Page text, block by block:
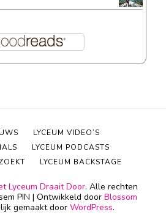
Lyceum Draait Door. Alle rechten
PIN | Ontwikkeld door Blossom
gemaakt door WordPress.
LYCEUM VIDEO’S
LYCEUM PODCASTS
LYCEUM BACKSTAGE